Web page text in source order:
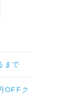
まで
OFFク